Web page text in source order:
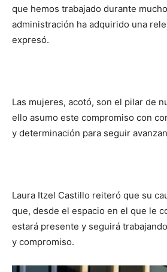
que hemos trabajado durante
administración ha adquirido una
expresó.
Las mujeres, acotó, son el pilar de
ello asumo este compromiso con
y determinación para seguir
Laura Itzel Castillo reiteró que su
que, desde el espacio en el que le
estará presente y seguirá
y compromiso.